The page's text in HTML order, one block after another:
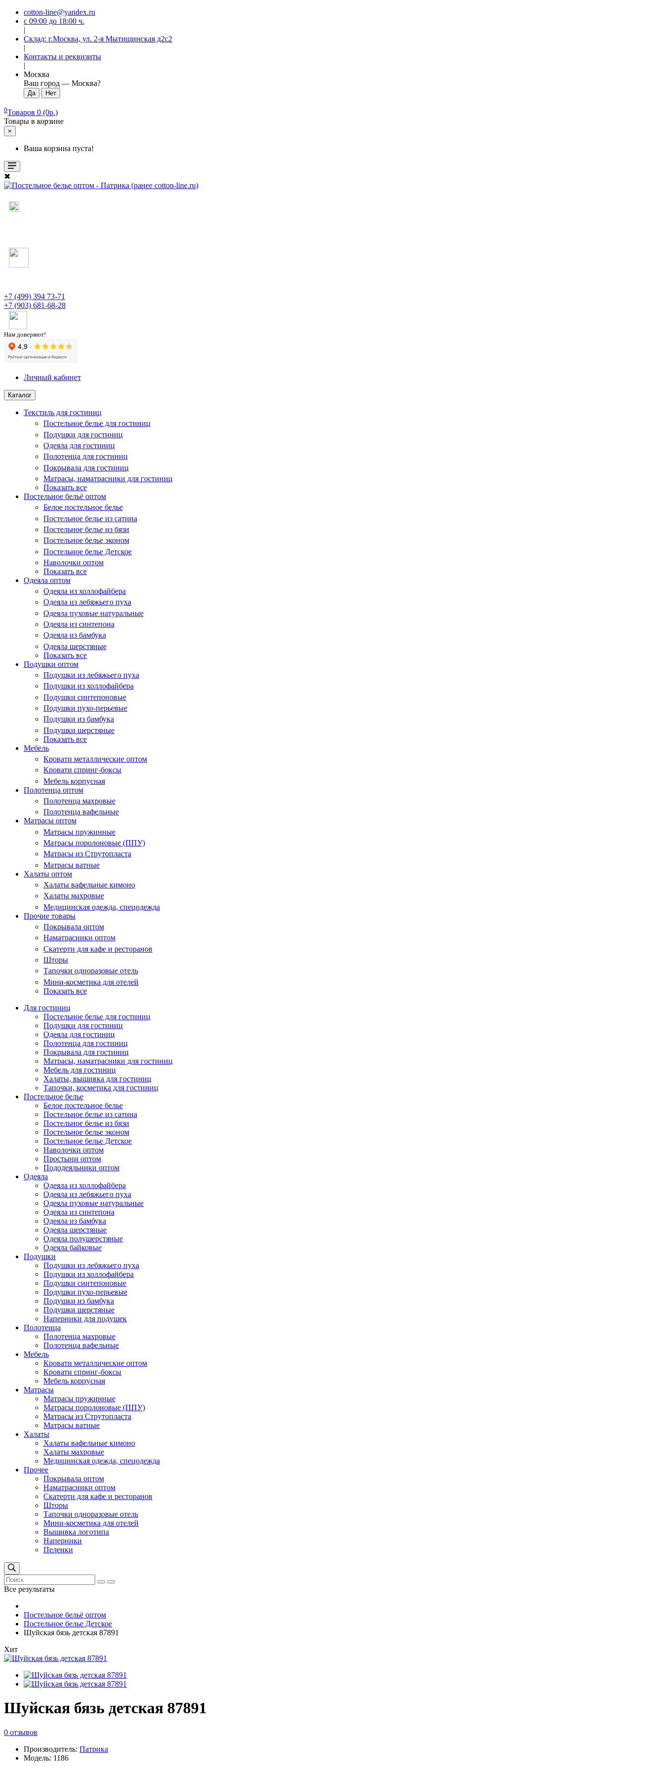
cotton-line@yandex.ru
с 09:00 до 18:00 ч.
|
Склад: г.Москва, ул. 2-я Мытищинская д2с2
|
Контакты и реквизиты
|
Москва
Ваш город — Москва?
0Товаров 0 (0р.)
Товары в корзине
×
Ваша корзина пуста!
✖
+7 (499) 394 73-71
+7 (903) 681-68-28
Нам доверяют!
Личный кабинет
Каталог
Текстиль для гостиниц
Постельное белье для гостиниц
Подушки для гостиниц
Одеяла для гостиниц
Полотенца для гостиниц
Покрывала для гостиниц
Матрасы, наматрасники для гостиниц
Показать все
Постельное бельё оптом
Белое постельное белье
Постельное белье из сатина
Постельное белье из бязи
Постельное белье эконом
Постельное белье Детское
Наволочки оптом
Показать все
Одеяла оптом
Одеяла из холлофайбера
Одеяла из лебяжьего пуха
Одеяла пуховые натуральные
Одеяла из синтепона
Одеяла из бамбука
Одеяла шерстяные
Показать все
Подушки оптом
Подушки из лебяжьего пуха
Подушки из холлофайбера
Подушки синтепоновые
Подушки пухо-перьевые
Подушки из бамбука
Подушки шерстяные
Показать все
Мебель
Кровати металлические оптом
Кровати спринг-боксы
Мебель корпусная
Полотенца оптом
Полотенца махровые
Полотенца вафельные
Матрасы оптом
Матрасы пружинные
Матрасы поролоновые (ППУ)
Матрасы из Струтопласта
Матрасы ватные
Халаты оптом
Халаты вафельные кимоно
Халаты махровые
Медицинская одежда, спецодежда
Прочие товары
Покрывала оптом
Наматрасники оптом
Скатерти для кафе и ресторанов
Шторы
Тапочки одноразовые отель
Мини-косметика для отелей
Показать все
Для гостиниц
Постельное белье для гостиниц
Подушки для гостиниц
Одеяла для гостиниц
Полотенца для гостиниц
Покрывала для гостиниц
Матрасы, наматрасники для гостиниц
Мебель для гостиниц
Халаты, вышивка для гостиниц
Тапочки, косметика для гостиниц
Постельное белье
Белое постельное белье
Постельное белье из сатина
Постельное белье из бязи
Постельное белье эконом
Постельное белье Детское
Наволочки оптом
Простыни оптом
Пододеяльники оптом
Одеяла
Одеяла из холлофайбера
Одеяла из лебяжьего пуха
Одеяла пуховые натуральные
Одеяла из синтепона
Одеяла из бамбука
Одеяла шерстяные
Одеяла полушерстяные
Одеяла байковые
Подушки
Подушки из лебяжьего пуха
Подушки из холлофайбера
Подушки синтепоновые
Подушки пухо-перьевые
Подушки из бамбука
Подушки шерстяные
Наперники для подушек
Полотенца
Полотенца махровые
Полотенца вафельные
Мебель
Кровати металлические оптом
Кровати спринг-боксы
Мебель корпусная
Матрасы
Матрасы пружинные
Матрасы поролоновые (ППУ)
Матрасы из Струтопласта
Матрасы ватные
Халаты
Халаты вафельные кимоно
Халаты махровые
Медицинская одежда, спецодежда
Прочее
Покрывала оптом
Наматрасники оптом
Скатерти для кафе и ресторанов
Шторы
Тапочки одноразовые отель
Мини-косметика для отелей
Вышивка логотипа
Наперники
Пеленки
Все результаты
Постельное бельё оптом
Постельное белье Детское
Шуйская бязь детская 87891
Хит
Шуйская бязь детская 87891
0 отзывов
Производитель: Патрика
Модель: 1186